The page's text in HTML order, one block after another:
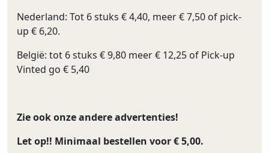
Nederland: Tot 6 stuks € 4,40, meer € 7,50 of pick-
up € 6,20.
België: tot 6 stuks € 9,80 meer € 12,25 of Pick-up
Vinted go € 5,40
Zie ook onze andere advertenties!
Let op!! Minimaal bestellen voor € 5,00.